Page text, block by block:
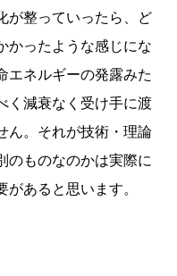
が整っていったら、ど
かったような感じにな
エネルギーの発露みた
く減衰なく受け手に渡
ん。それが技術・理論
のものなのかは実際に
あると思います。